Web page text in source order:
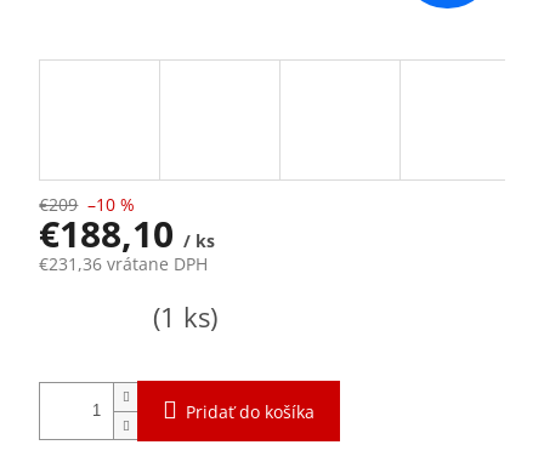
€209 –10 %
€188,10/ ks
€231,36 vrátane DPH
(1 ks)
Pridať do košíka